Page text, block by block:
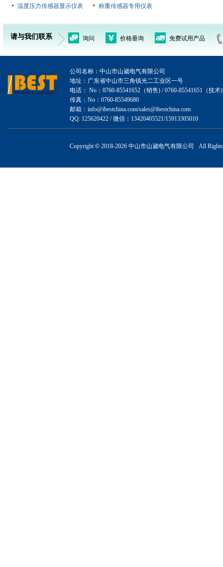
温度压力传感器显示仪表
称重传感器专用仪表
请与我们联系 询问 价格垂询 免费试用产品
公司名称：中山市山崴电气有限公司
地址：广东省中山市三角镇光二工业区一号
电话： No：0760-85541652（销售) / 0760-85541651（技术)
传真：No：0760-85549680
邮箱：info@ibestchina.com/sales@ibestchina.com
QQ: 125620422 / 微信：13420405521/15913305010
Copyright© 2018-2026 中山市山崴电气有限公司 All Rights